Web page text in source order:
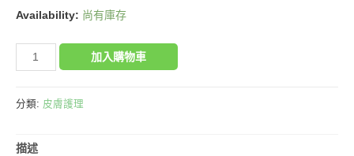
Availability: 尚有庫存
梘
加入購物車
分類: 皮膚護理
描述